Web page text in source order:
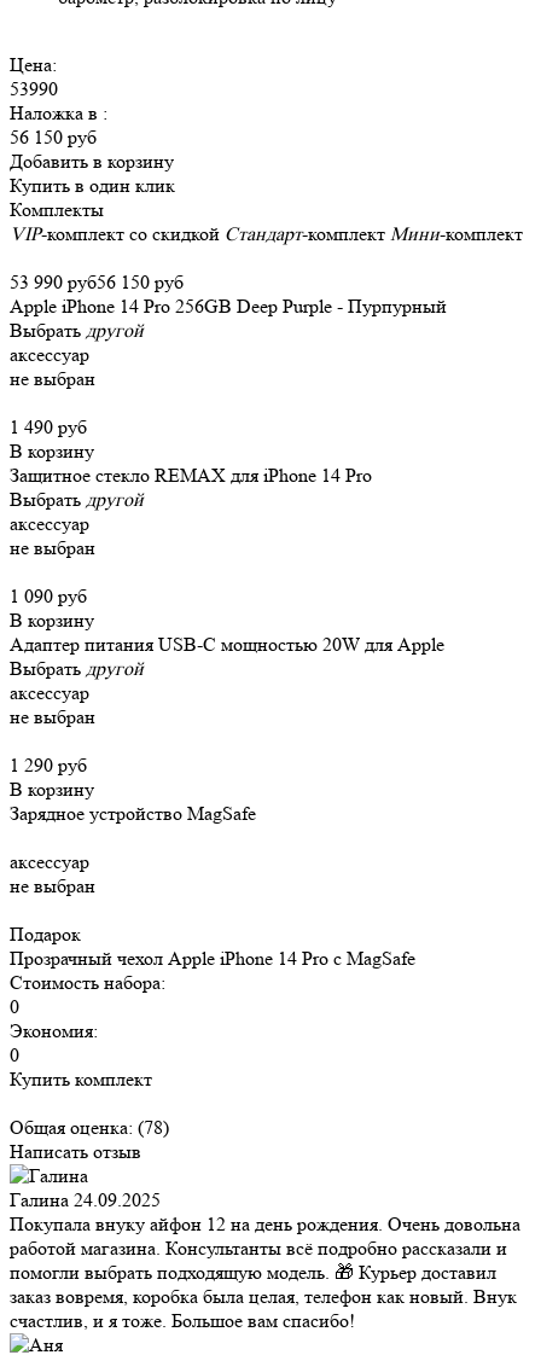
Цена:
53990
Наложка в :
56 150 руб
Добавить в корзину
Купить в один клик
Комплекты
VIP-комплект со скидкой Стандарт-комплект Мини-комплект
53 990 руб56 150 руб
Apple iPhone 14 Pro 256GB Deep Purple - Пурпурный
Выбрать другой
аксессуар
не выбран
1 490 руб
В корзину
Защитное стекло REMAX для iPhone 14 Pro
Выбрать другой
аксессуар
не выбран
1 090 руб
В корзину
Адаптер питания USB-C мощностью 20W для Apple
Выбрать другой
аксессуар
не выбран
1 290 руб
В корзину
Зарядное устройство MagSafe
аксессуар
не выбран
Подарок
Прозрачный чехол Apple iPhone 14 Pro c MagSafe
Стоимость набора:
0
Экономия:
0
Купить комплект
Общая оценка: (78)
Написать отзыв
Галина 24.09.2025
Покупала внуку айфон 12 на день рождения. Очень довольна
работой магазина. Консультанты всё подробно рассказали и
помогли выбрать подходящую модель. 🎁 Курьер доставил
заказ вовремя, коробка была целая, телефон как новый. Внук
счастлив, и я тоже. Большое вам спасибо!